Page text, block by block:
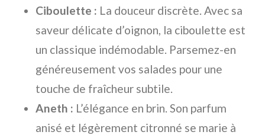
Ciboulette : La douceur discrète. Avec sa
saveur délicate d’oignon, la ciboulette est
un classique indémodable. Parsemez-en
généreusement vos salades pour une
touche de fraîcheur subtile.
Aneth : L’élégance en brin. Son parfum
anisé et légèrement citronné se marie à